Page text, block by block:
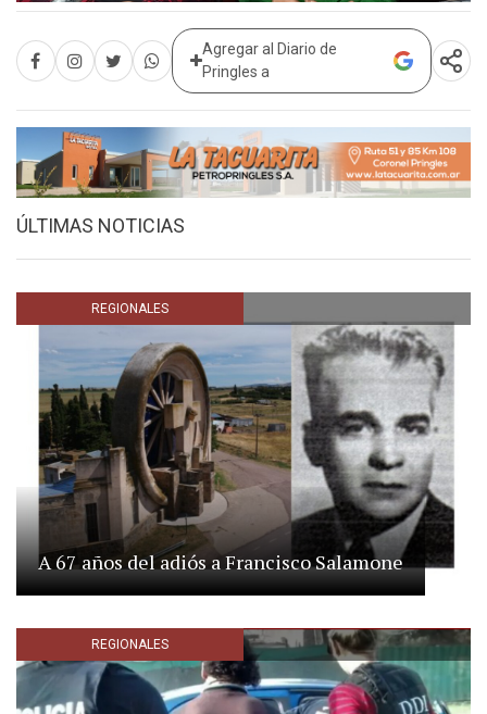
Agregar al Diario de
Pringles a
ÚLTIMAS NOTICIAS
REGIONALES
A 67 años del adiós a Francisco Salamone
REGIONALES